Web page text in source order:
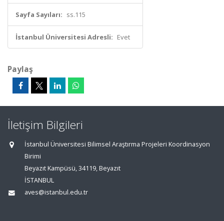
Sayfa Sayıları: ss.115
İstanbul Üniversitesi Adresli: Evet
Paylaş
İletişim Bilgileri
İstanbul Üniversitesi Bilimsel Araştırma Projeleri Koordinasyon
Birimi
Beyazıt Kampüsü, 34119, Beyazıt
İSTANBUL
aves@istanbul.edu.tr